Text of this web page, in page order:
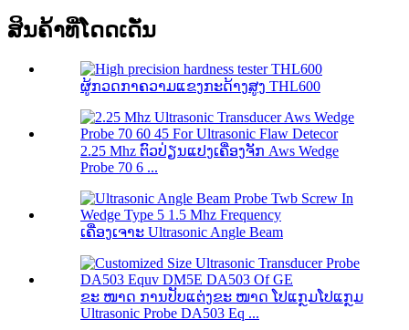
ສິນຄ້າທີ່ໂດດເດັ່ນ
ຜູ້ກວດກາຄວາມແຂງກະດ້າງສູງ THL600
2.25 Mhz ຕົວປ່ຽນແປງເຄື່ອງຈັກ Aws Wedge
Probe 70 6 ...
ເຄື່ອງເຈາະ Ultrasonic Angle Beam
ຂະ ໜາດ ການປັບແຕ່ງຂະ ໜາດ ໂປແກຼມໂປແກຼມ
Ultrasonic Probe DA503 Eq ...